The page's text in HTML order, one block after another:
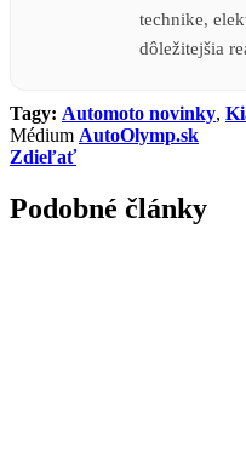
technike,
dôležitejšia
Tagy: Automoto novinky,
Médium AutoOlymp.sk
Zdieľať
Podobné články